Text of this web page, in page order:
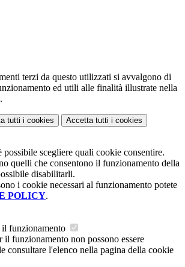
terzi da questo utilizzati si avvalgono di
ed utili alle finalità illustrate nella
.
tutti i cookies Accetta tutti i cookies
possibile scegliere quali cookie consentire.
quelli che consentono il funzionamento della
disabilitarli.
i cookie necessari al funzionamento potete
POLICY.
il funzionamento
il funzionamento non possono essere
consultare l'elenco nella pagina della cookie